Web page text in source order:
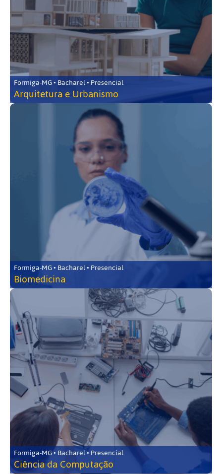
Formiga-MG • Bacharel • Presencial
Arquitetura e Urbanismo
Formiga-MG • Bacharel • Presencial
Biomedicina
Formiga-MG • Bacharel • Presencial
Ciência da Computação